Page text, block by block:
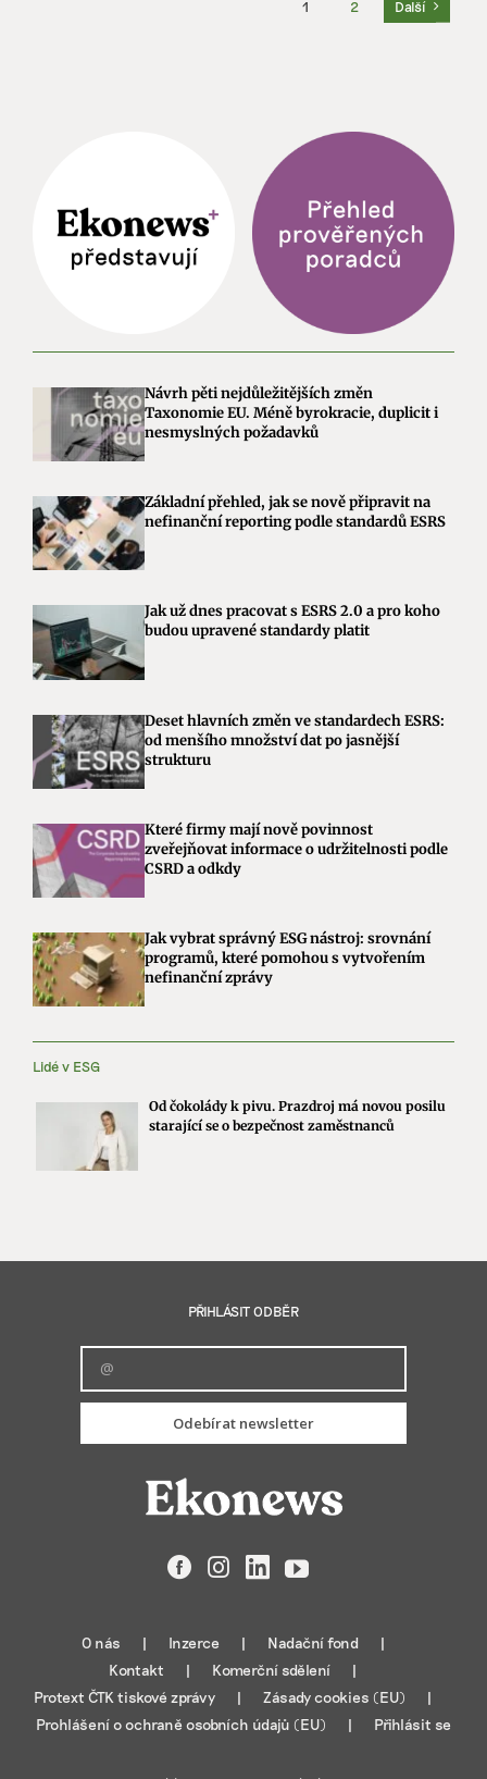
1 2 Další
Návrh pěti nejdůležitějších změn
Taxonomie EU. Méně byrokracie, duplicit i
nesmyslných požadavků
Základní přehled, jak se nově připravit na
nefinanční reporting podle standardů ESRS
Jak už dnes pracovat s ESRS 2.0 a pro koho
budou upravené standardy platit
Deset hlavních změn ve standardech ESRS:
od menšího množství dat po jasnější
strukturu
Které firmy mají nově povinnost
zveřejňovat informace o udržitelnosti podle
CSRD a odkdy
Jak vybrat správný ESG nástroj: srovnání
programů, které pomohou s vytvořením
nefinanční zprávy
Lidé v ESG
Od čokolády k pivu. Prazdroj má novou posilu
starající se o bezpečnost zaměstnanců
PŘIHLÁSIT ODBĚR
Odebírat newsletter
FacebookInstagramLinkedIn
YouTube
O nás Inzerce
Nadační fond
Kontakt
Komerční sdělení
Protext ČTK tiskové zprávy
Zásady cookies (EU)
Prohlášení o ochraně osobních údajů (EU)
Přihlásit se